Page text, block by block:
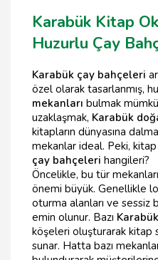
Karabük Kitap
Huzurlu Çay
Karabük çay bahçeleri
özel olarak tasarlanmış,
mekanları bulmak
uzaklaşmak, Karabük
kitapların dünyasına
mekanlar ideal. Peki, kitap
çay bahçeleri hangileri?
Öncelikle, bu tür
önemi büyük. Genellikle
oturma alanları ve sessiz
emin olunur. Bazı
köşeleri oluşturarak kitap
sunar. Hatta bazı